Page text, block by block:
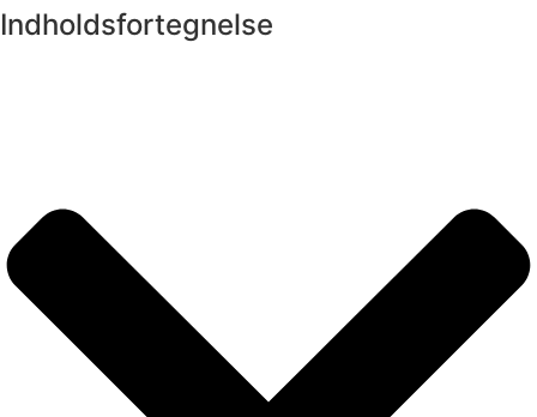
Indholdsfortegnelse